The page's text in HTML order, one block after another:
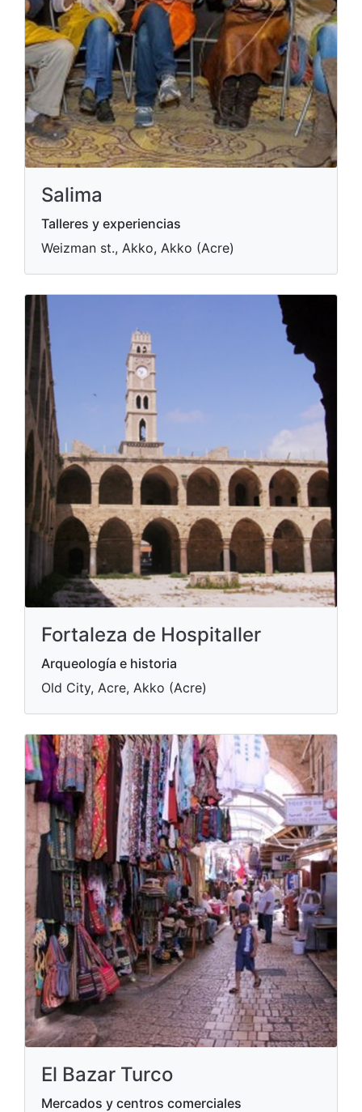
Salima
Talleres y experiencias
Weizman st., Akko, Akko (Acre)
Fortaleza de Hospitaller
Arqueología e historia
Old City, Acre, Akko (Acre)
El Bazar Turco
Mercados y centros comerciales